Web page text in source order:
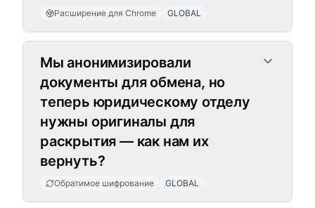
Расширение для Chrome GLOBAL
Обратимое шифрование
Мы анонимизировали
документы для обмена, но
теперь юридическому отделу
нужны оригиналы для
раскрытия — как нам их
вернуть?
Обратимое шифрование GLOBAL